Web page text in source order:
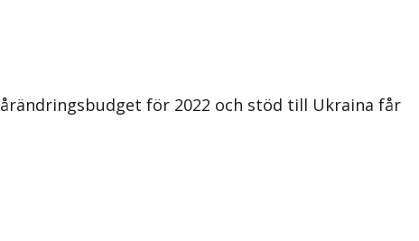
för 2022 och stöd till Ukraina får